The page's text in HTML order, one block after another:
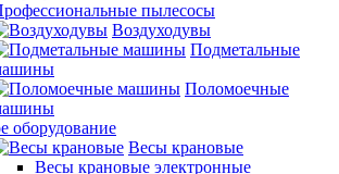
пылесосы
Воздуходувы
Подметальные
Поломоечные
оборудование
Весы крановые
Весы крановые электронные